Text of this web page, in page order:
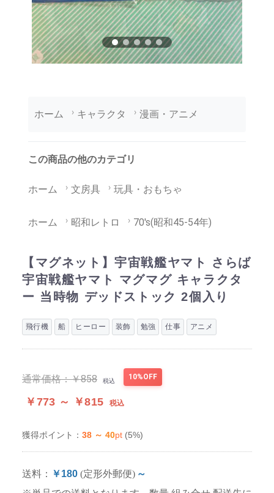
ホーム キャラクタ 漫画・アニメ
この商品の他のカテゴリ
ホーム 文房具 玩具・おもちゃ
ホーム 昭和レトロ 70's(昭和45-54年)
【マグネット】宇宙戦艦ヤマト さらば
宇宙戦艦ヤマト マグマグ キャラクタ
ー 当時物 デッドストック 2個入り
飛行機 船 ヒーロー 装飾 勉強 仕事 アニメ
通常価格：￥858 税込 10%OFF
￥773 ～ ￥815 税込
獲得ポイント： 38 ～ 40pt (5%)
送料： ￥180 (定形外郵便) ～